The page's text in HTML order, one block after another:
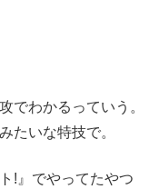
でわかるっていう。
たいな特技で。
!』でやってたやつ